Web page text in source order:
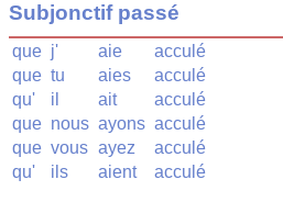
Subjonctif passé
que j' aie
acculé
que tu aies
acculé
qu'
il ait
acculé
que nous ayons acculé
que vous ayez
acculé
qu'
ils aient acculé